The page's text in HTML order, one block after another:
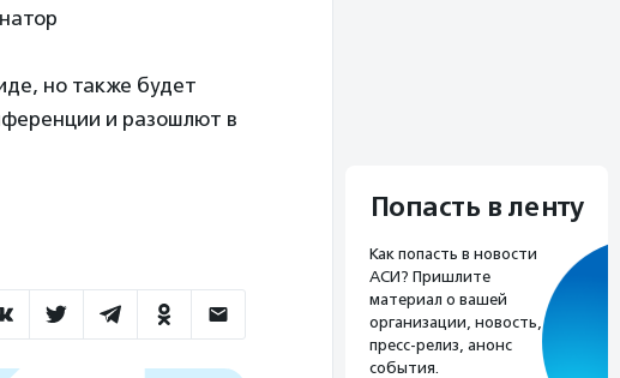
но также будет
и разошлют в
Попасть в ленту
Как попасть в новости
АСИ? Пришлите
материал о вашей
организации, новость,
пресс-релиз, анонс
события.